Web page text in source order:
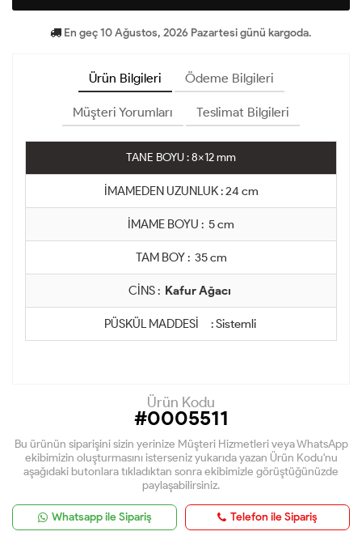
En geç 10 Ağustos, 2026 Pazartesi günü kargoda.
Ürün Bilgileri Ödeme Bilgileri
Müşteri Yorumları Teslimat Bilgileri
TANE BOYU : 8x12 mm
İMAMEDEN UZUNLUK : 24 cm
İMAME BOYU : 5 cm
TAM BOY : 35 cm
CİNS : Kafur Ağacı
PÜSKÜL MADDESİ : Sistemli
Ürün Kodu
#0005511
Bu ürünün siparişini sizin yerinize Müşteri Hizmetleri veya WhatsApp
ekibimizin oluşturmasını isterseniz yukarıda yazan Ürün Kodu'nu
aşağıdaki butonlara tıkladıktan sonra ekibimizle görüştüğünüzde
paylaşabilirsiniz.
Whatsapp ile Sipariş Telefon ile Sipariş